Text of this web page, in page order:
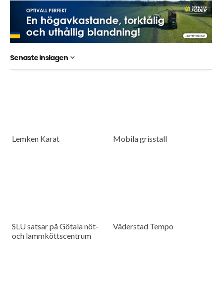
Senaste inslagen
Lemken Karat Mobila grisstall
SLU satsar på Götala nöt-
och lammköttscentrum
Väderstad Tempo